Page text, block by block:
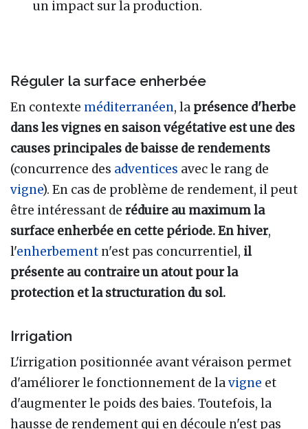
un impact sur la production.
Réguler la surface enherbée
En contexte méditerranéen, la présence d'herbe
dans les vignes en saison végétative est une des
causes principales de baisse de rendements
(concurrence des adventices avec le rang de
vigne). En cas de problème de rendement, il peut
être intéressant de réduire au maximum la
surface enherbée en cette période.En hiver,
l'enherbement n'est pas concurrentiel, il
présente au contraire un atout pour la
protection et la structuration du sol.
Irrigation
L'irrigation positionnée avant véraison permet
d'améliorer le fonctionnement de lavigne et
d'augmenter le poids des baies. Toutefois, la
hausse de rendement qui en découle n'est pas